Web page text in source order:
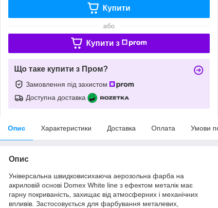
Купити
або
Купити з
Що таке купити з Пром?
Замовлення під захистом
Доступна доставка
Опис Характеристики Доставка Оплата Умови
Опис
Універсальна швидковисихаюча аерозольна фарба на
акриловій основі Domex White line з ефектом металік має
гарну покриваність, захищає від атмосферних і механічних
впливів. Застосовується для фарбування металевих,